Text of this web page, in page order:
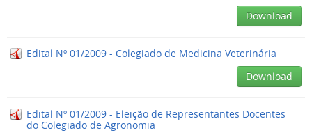
Download
Edital Nº 01/2009 - Colegiado de Medicina Veterinária
Download
Edital Nº 01/2009 - Eleição de Representantes Docentes
do Colegiado de Agronomia